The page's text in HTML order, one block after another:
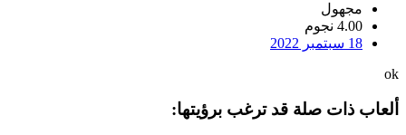
مجهول
4.00 نجوم
18 سبتمبر 2022
ok
ألعاب ذات صلة قد ترغب برؤيتها: